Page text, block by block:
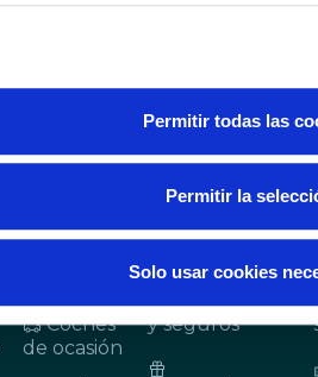
Permitir todas las
Permitir la
Solo usar cookies
Coches
de ocasión
SERVICIOS
Financiación
y seguros